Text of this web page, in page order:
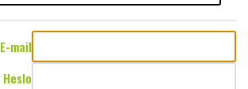
E-mail
Heslo